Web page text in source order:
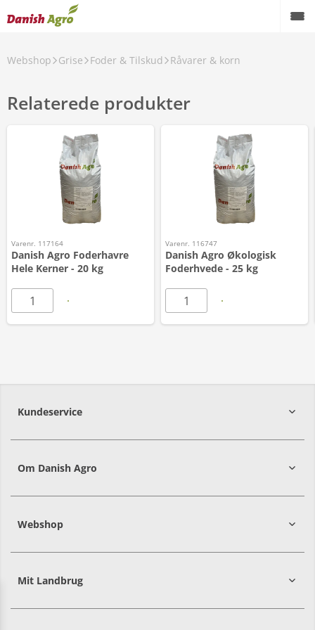
Webshop Grise Foder & Tilskud Råvarer & korn
Relaterede produkter
Varenr. 117164
Danish Agro Foderhavre
Hele Kerner - 20 kg
Varenr. 116747
Danish Agro Økologisk
Foderhvede - 25 kg
Kundeservice
Om Danish Agro
Webshop
Mit Landbrug